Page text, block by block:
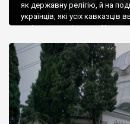
як державну релігію, й на
українців, які усіх
є відданими вірянами Христа